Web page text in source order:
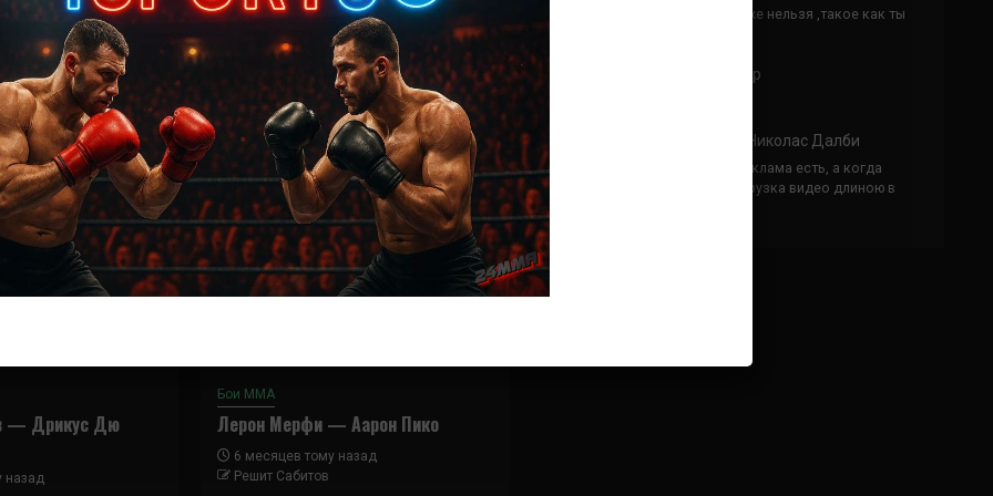
Далее
Ядонг Сонг — Фелипе Арантес
— Дрикус Дю
назад
Бои ММА
Лерон Мерфи — Аарон Пико
6 месяцев тому назад
Решит Сабитов
Кусок говна ты, существом даже нельзя ,такое как ты
Конор МакГрегор
Рэнди Браун — Николас Далби
не запускается ни один бой, реклама есть, а когда
заканчивается начинается загрузка видео длиною в
жизнь. Исправьте пожалуйста